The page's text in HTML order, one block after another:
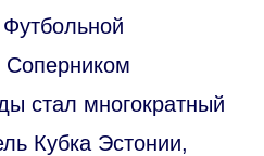
Соперником
стал многократный
Кубка Эстонии,